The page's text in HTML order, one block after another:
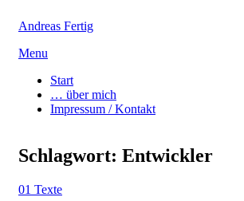
Andreas Fertig
Skip
content
Menu
Start
… über mich
Impressum / Kontakt
Schlagwort: Entwickler
01 Texte